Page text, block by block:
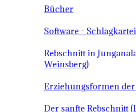
Bücher
Software - Schlagkartei
Rebschnitt in
Weinsberg)
Erziehungsformen
Der sanfte Rebschnitt